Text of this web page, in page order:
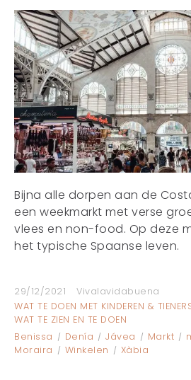
Bijna alle dorpen aan de
een weekmarkt met verse
vlees en non-food. Op deze
het typische Spaanse leven.
29/12/2021
Vivalavidabuena
WAT TE DOEN MET KINDEREN &
WAT TE ZIEN EN TE DOEN
Benissa
Denía Jávea Markt
Moraira
Winkelen Xàbia